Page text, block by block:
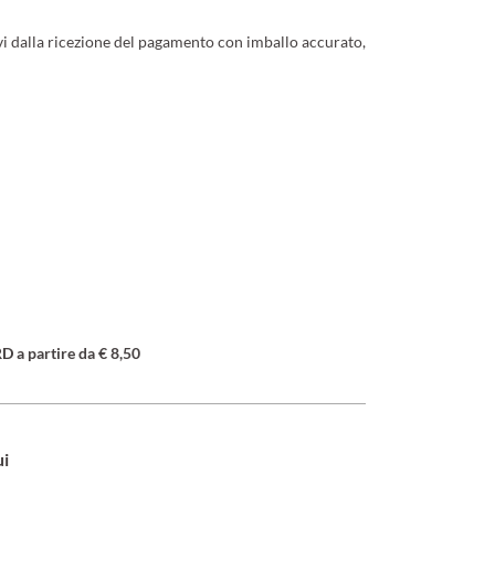
ricezione del pagamento con imballo accurato,
a partire da € 8,50